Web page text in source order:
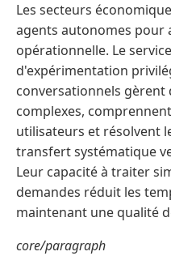
Les secteurs
agents autonomes pour
opérationnelle. Le
d'expérimentation
conversationnels
complexes,
utilisateurs et résolvent
transfert systématique
Leur capacité à traiter
demandes réduit les
maintenant une qualité
core/paragraph